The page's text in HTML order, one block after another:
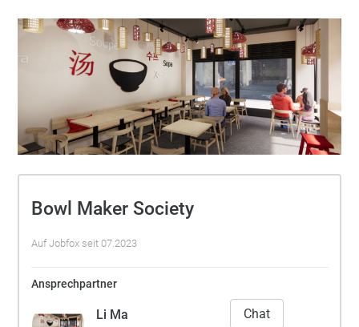
Bowl Maker Society
Auf Jobfox seit 07.2023
Ansprechpartner
Li Ma Chat